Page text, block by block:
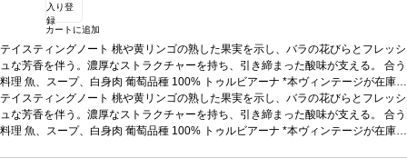
入り登
録
カートに追加
テイスティングノート 桃や黄リンゴの熟した果実を示し、バラの花びらとフレッシ
ュな芳香を伴う。濃厚なストラクチャーを持ち、引き締まった酸味が支える。 合う
料理 魚、スープ、白身肉 葡萄品種 100% トゥルビアーナ *本ヴィンテージが在庫切
れの場合、在庫があり価格が同様の場合は自動的に次のヴィンテージに変更されま
す、ご了承ください。
テイスティングノート 桃や黄リンゴの熟した果実を示し、バラの花びらとフレッシ
ュな芳香を伴う。濃厚なストラクチャーを持ち、引き締まった酸味が支える。 合う
料理 魚、スープ、白身肉 葡萄品種 100% トゥルビアーナ *本ヴィンテージが在庫切